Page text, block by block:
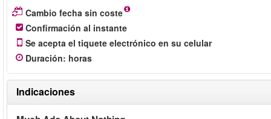
Cambio fecha sin coste
Confirmación al instante
Se acepta el tiquete electrónico en su celular
Duración: horas
Indicaciones